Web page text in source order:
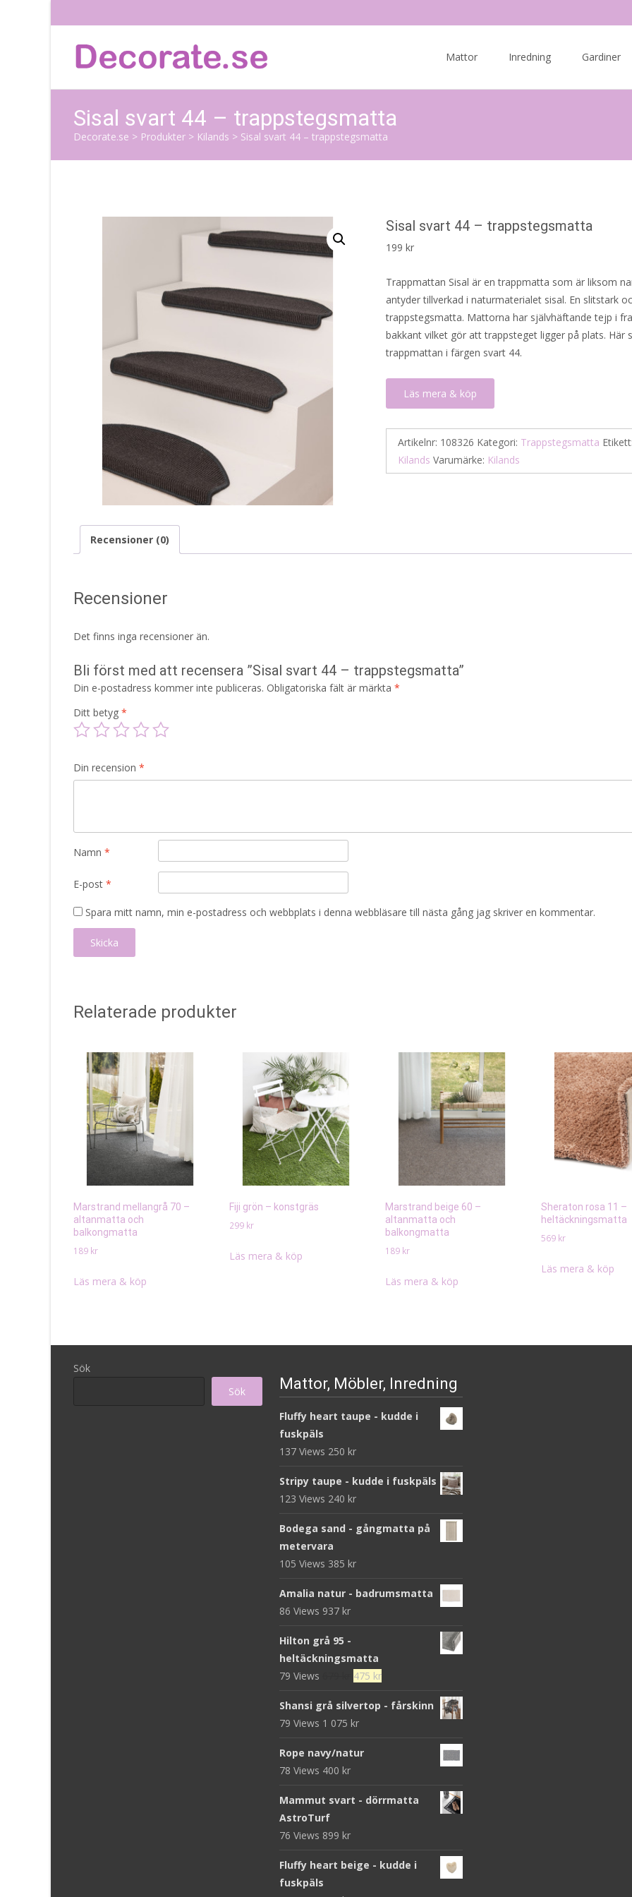
Mattor Inredning Gardiner
Sisal svart 44 – trappstegsmatta
Decorate.se > Produkter > Kilands > Sisal svart 44 – trappstegsmatta
Sisal svart 44 – trappstegsmatta
199kr
Trappmattan Sisal är en trappmatta som är liksom
antyder tillverkad i naturmaterialet sisal. En slitstark
trappstegsmatta. Mattorna har självhäftande tejp i
bakkant vilket gör att trappsteget ligger på plats. Här
trappmattan i färgen svart 44.
Läs mera & köp
Artikelnr: 108326 Kategori: Trappstegsmatta Etikett:
Kilands Varumärke: Kilands
Recensioner (0)
Recensioner
Det finns inga recensioner än.
Bli först med att recensera ”Sisal svart 44 – trappstegsmatta”
Din e-postadress kommer inte publiceras. Obligatoriska fält är märkta *
Ditt betyg *
Din recension *
Namn *
E-post *
Spara mitt namn, min e-postadress och webbplats i denna webbläsare till nästa gång jag skriver en kommentar.
Relaterade produkter
Marstrand mellangrå 70 –
altanmatta och
balkongmatta
189 kr
Läs mera & köp
Fiji grön – konstgräs
299 kr
Läs mera & köp
Marstrand beige 60 –
altanmatta och
balkongmatta
189 kr
Läs mera & köp
Sheraton rosa 11 –
heltäckningsmatta
569 kr
Läs mera & köp
Sök
Sök
Mattor, Möbler, Inredning
Fluffy heart taupe - kudde i
fuskpäls
137 Views 250 kr
Stripy taupe - kudde i fuskpäls
123 Views 240 kr
Bodega sand - gångmatta på
metervara
105 Views 385 kr
Amalia natur - badrumsmatta
86 Views 937 kr
Hilton grå 95 -
heltäckningsmatta
79 Views
Det
priset
var:
475 krDet
priset
Shansi grå silvertop - fårskinn
79 Views 1 075 kr
Rope navy/natur
78 Views 400 kr
Mammut svart - dörrmatta
AstroTurf
76 Views 899 kr
Fluffy heart beige - kudde i
fuskpäls